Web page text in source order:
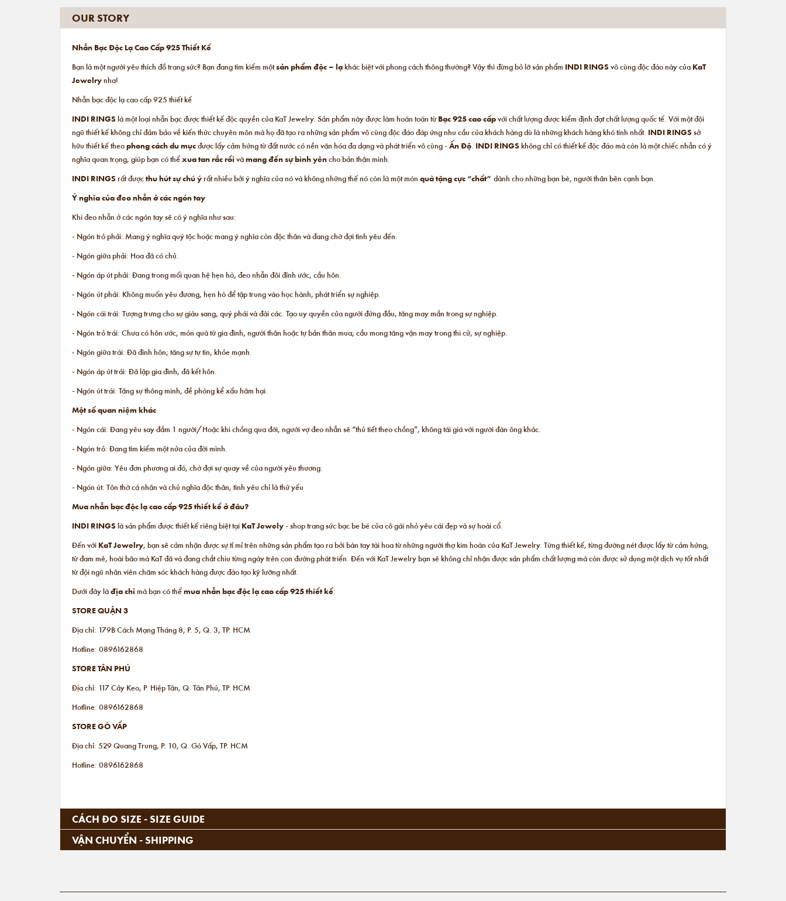
OUR STORY
Nhẫn Bạc Độc Lạ Cao Cấp 925 Thiết Kế
Bạn là một người yêu thích đồ trang sức? Bạn đang tìm kiếm mộtsản phẩm độc – lạkhác biệt với phong cách thông thường? Vậy thì đừng bỏ lỡ sản phẩm INDI RINGSvô cùng độc đáo này củaKaT
Jewelrynha!
Nhẫn bạc độc lạ cao cấp 925 thiết kế
INDI RINGSlà một loại nhẫn bạc được thiết kế độc quyền của KaT Jewelry. Sản phẩm này được làm hoàn toàn từBạc 925 cao cấpvới chất lượng được kiểm định đạt chất lượng quốc tế. Với một đội
ngũ thiết kế không chỉ đảm bảo về kiến thức chuyên môn mà họ đã tạo ra những sản phẩm vô cùng độc đáo đáp ứng nhu cầu của khách hàng dù là những khách hàng khó tính nhất. INDI RINGSsở
hữu thiết kế theophong cách du mụcđược lấy cảm hứng từ đất nước có nền văn hóa đa dạng và phát triển vô cùng -Ấn Độ. INDI RINGSkhông chỉ có thiết kế độc đáo mà còn là một chiếc nhẫn có ý
nghĩa quan trọng, giúp bạn có thểxua tan rắc rốivàmang đến sự bình yêncho bản thân mình.
INDI RINGSrất đượcthu hút sự chú ýrất nhiều bởi ý nghĩa của nó và không những thế nó còn là một mónquà tặng cực “chất” dành cho những bạn bè, người thân bên cạnh bạn.
Ý nghĩa của đeo nhẫn ở các ngón tay
Khi đeo nhẫn ở các ngón tay sẽ có ý nghĩa như sau:
- Ngón trỏ phải: Mang ý nghĩa quý tộc hoặc mang ý nghĩa còn độc thân và đang chờ đợi tình yêu đến.
- Ngón giữa phải: Hoa đã có chủ.
- Ngón áp út phải: Đang trong mối quan hệ hẹn hò, đeo nhẫn đôi đính ước, cầu hôn.
- Ngón út phải: Không muốn yêu đương, hẹn hò để tập trung vào học hành, phát triển sự nghiệp.
- Ngón cái trái: Tượng trưng cho sự giàu sang, quý phái và đài các. Tạo uy quyền của người đứng đầu, tăng may mắn trong sự nghiệp.
- Ngón trỏ trái: Chưa có hôn ước, món quà từ gia đình, người thân hoặc tự bản thân mua; cầu mong tăng vận may trong thi cử, sự nghiệp.
- Ngón giữa trái: Đã đính hôn; tăng sự tự tin, khỏe mạnh.
- Ngón áp út trái: Đã lập gia đình, đã kết hôn.
- Ngón út trái: Tăng sự thông minh, đề phòng kể xấu hãm hại.
Một số quan niệm khác
- Ngón cái: Đang yêu say đắm 1 người/Hoặc khi chồng qua đời, người vợ đeo nhẫn sẽ “thủ tiết theo chồng”, không tái giá với người đàn ông khác.
- Ngón trỏ: Đang tìm kiếm một nửa của đời mình.
- Ngón giữa: Yêu đơn phương ai đó, chờ đợi sự quay về của người yêu thương.
- Ngón út: Tôn thờ cá nhân và chủ nghĩa độc thân, tình yêu chỉ là thứ yếu
Mua nhẫn bạc độc lạ cao cấp 925 thiết kế ở đâu?
INDI RINGSlà sản phẩm được thiết kế riêng biệt tạiKaT Jewely- shop trang sức bạc be bé của cô gái nhỏ yêu cái đẹp và sự hoài cổ.
Đến vớiKaT Jewelry, bạn sẽ cảm nhận được sự tỉ mỉ trên những sản phẩm tạo ra bởi bàn tay tài hoa từ những người thợ kim hoàn của KaT Jewelry. Từng thiết kế, từng đường nét được lấy từ cảm hứng,
từ đam mê, hoài bão mà KaT đã và đang chắt chiu từng ngày trên con đường phát triển. Đến với KaT Jewelry bạn sẽ không chỉ nhận được sản phẩm chất lượng mà còn được sử dụng một dịch vụ tốt nhất
từ đội ngũ nhân viên chăm sóc khách hàng được đào tạo kỹ lưỡng nhất.
Dưới đây làđịa chỉmà bạn có thểmua nhẫn bạc độc lạ cao cấp 925 thiết kế:
STORE QUẬN 3
Địa chỉ: 179B Cách Mạng Tháng 8, P. 5, Q. 3, TP. HCM
Hotline: 0896162868
STORE TÂN PHÚ
Địa chỉ: 117 Cây Keo, P. Hiệp Tân, Q. Tân Phú, TP. HCM
Hotline: 0896162868
STORE GÒ VẤP
Địa chỉ: 529 Quang Trung, P. 10, Q. Gò Vấp, TP. HCM
Hotline: 0896162868
CÁCH ĐO SIZE - SIZE GUIDE
VẬN CHUYỂN - SHIPPING